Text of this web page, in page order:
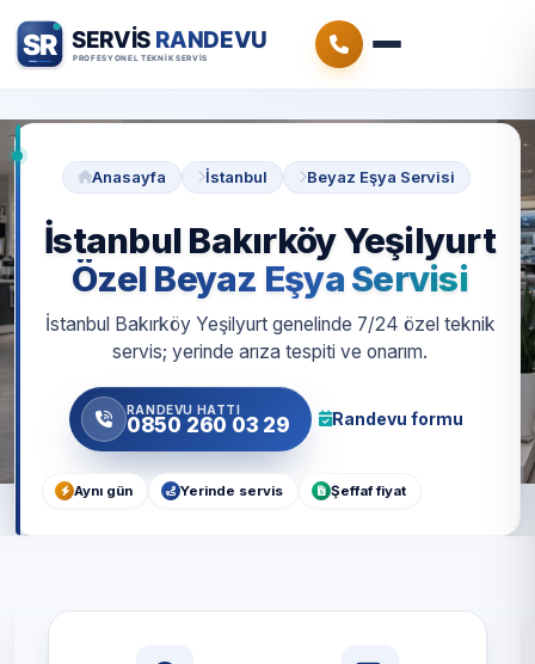
Anasayfa İstanbul Beyaz Eşya Servisi
İstanbul Bakırköy Yeşilyurt
Özel Beyaz Eşya Servisi
İstanbul Bakırköy Yeşilyurt genelinde 7/24 özel teknik
servis; yerinde arıza tespiti ve onarım.
RANDEVU HATTI
0850 260 03 29 Randevu formu
Aynı gün Yerinde servis Şeffaf fiyat